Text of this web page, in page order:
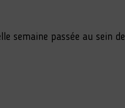
semaine passée au sein de